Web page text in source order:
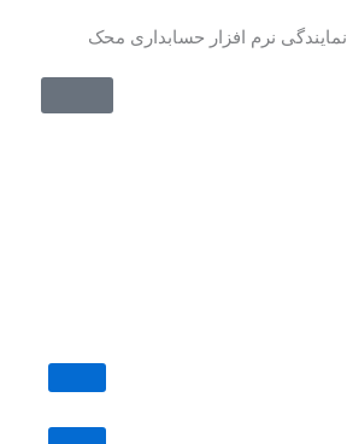
به
نمایندگی نرم افزار حسابداری محک